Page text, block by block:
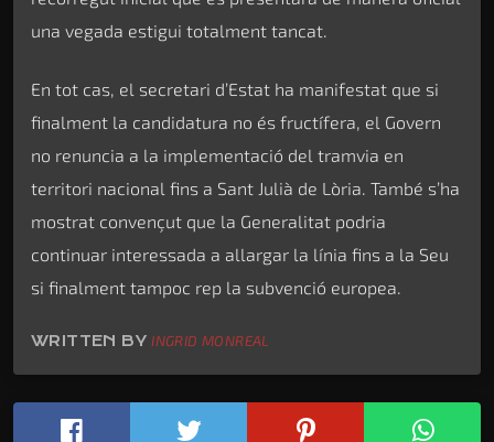
una vegada estigui totalment tancat.
En tot cas, el secretari d’Estat ha manifestat que si
finalment la candidatura no és fructífera, el Govern
no renuncia a la implementació del tramvia en
territori nacional fins a Sant Julià de Lòria. També s’ha
mostrat convençut que la Generalitat podria
continuar interessada a allargar la línia fins a la Seu
si finalment tampoc rep la subvenció europea.
WRITTEN BYINGRID MONREAL